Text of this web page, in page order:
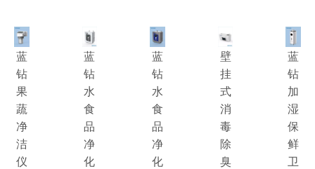
蓝
钻
果
蔬
净
洁
仪
蓝
钻
水
食
品
净
化
蓝
钻
水
食
品
净
化
壁
挂
式
消
毒
除
臭
蓝
钻
加
湿
保
鲜
卫